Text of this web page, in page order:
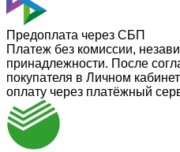
Предоплата через СБП
Платеж без комиссии,
принадлежности. После
покупателя в Личном
оплату через платёжный